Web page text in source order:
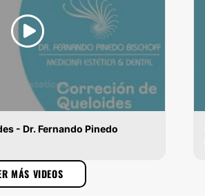
- Dr. Fernando Pinedo
MÁS VIDEOS